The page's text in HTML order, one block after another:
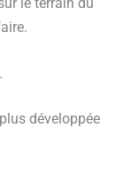
le terrain du
développée